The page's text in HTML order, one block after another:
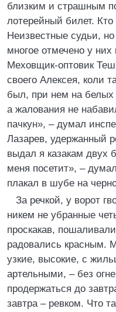
близким и страшным
лотерейный билет.
Неизвестные судьи,
многое отмечено у
Меховщик-оптовик
своего Алексея, коли
был, при нем на
а жалования не
пачкун», – думал
Лазарев, удержанный
выдал я казакам двух
меня посетит», –
плакал в шубе на
За речкой, у ворот
никем не убранные
проскакав,
радовались красным.
узкие, высокие, с
артельными, – без
продержаться до
завтра – ревком. Что